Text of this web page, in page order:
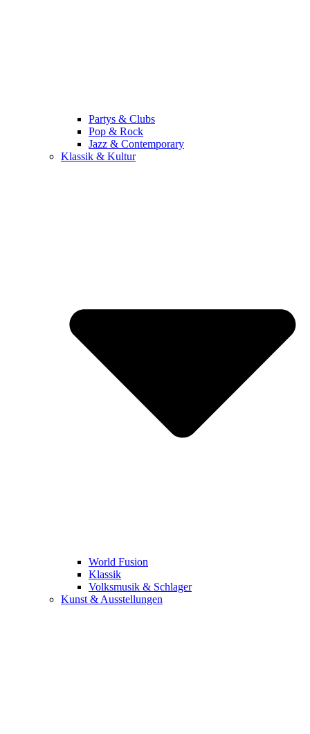
Partys & Clubs
Pop & Rock
Jazz & Contemporary
Klassik & Kultur
World Fusion
Klassik
Volksmusik & Schlager
Kunst & Ausstellungen